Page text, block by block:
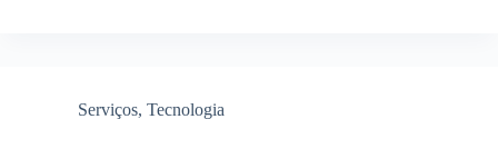
Serviços, Tecnologia